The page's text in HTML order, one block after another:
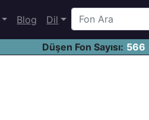
Blog Dil
Düşen Fon Sayısı: 566